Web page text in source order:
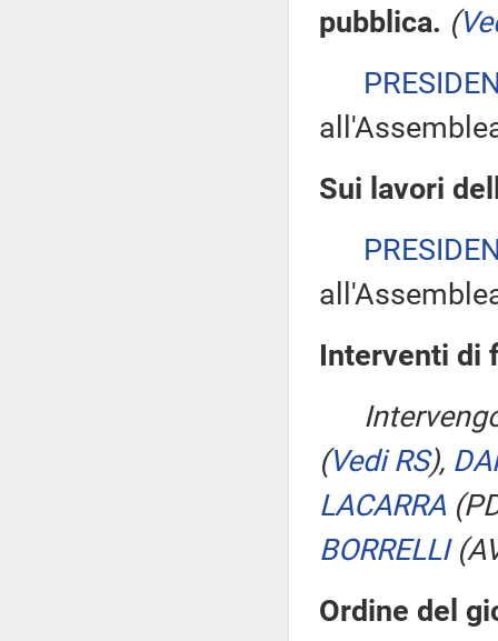
pubblica. (
Sui lavori
Interventi di
(Vedi RS),
LACARRA
BORRELLI
Ordine del